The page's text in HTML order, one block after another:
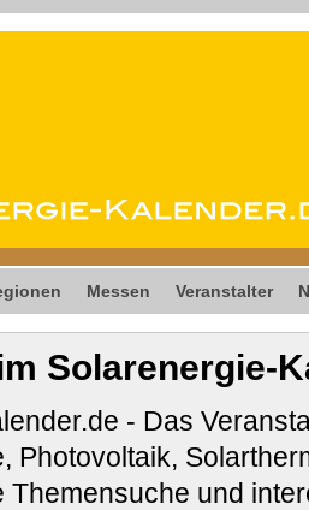
Messen Veranstalter
Solarenergie-
- Das
Photovoltaik,
Themensuche und